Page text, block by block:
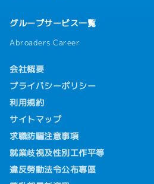
グループサービス一覧
Abroaders Career
会社概要
プライバシーポリシー
利用規約
サイトマップ
求職防騙注意事項
就業歧視及性別工作平等
違反勞動法令公布專區